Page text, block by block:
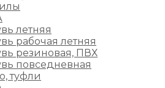
летняя
рабочая летняя
резиновая, ПВХ
повседневная
туфли